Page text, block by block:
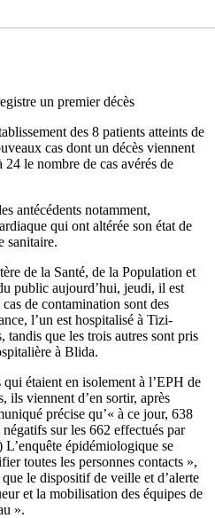
un premier décès
des 8 patients atteints de
cas dont un décès viennent
24 le nombre de cas avérés de
antécédents notamment,
qui ont altérée son état de
sanitaire.
de la Santé, de la Population et
public aujourd’hui, jeudi, il est
de contamination sont des
l’un est hospitalisé à Tizi-
tandis que les trois autres sont pris
à Blida.
étaient en isolement à l’EPH de
ils viennent d’en sortir, après
précise qu’« à ce jour, 638
sur les 662 effectués par
épidémiologique se
toutes les personnes contacts »,
le dispositif de veille et d’alerte
et la mobilisation des équipes de
».